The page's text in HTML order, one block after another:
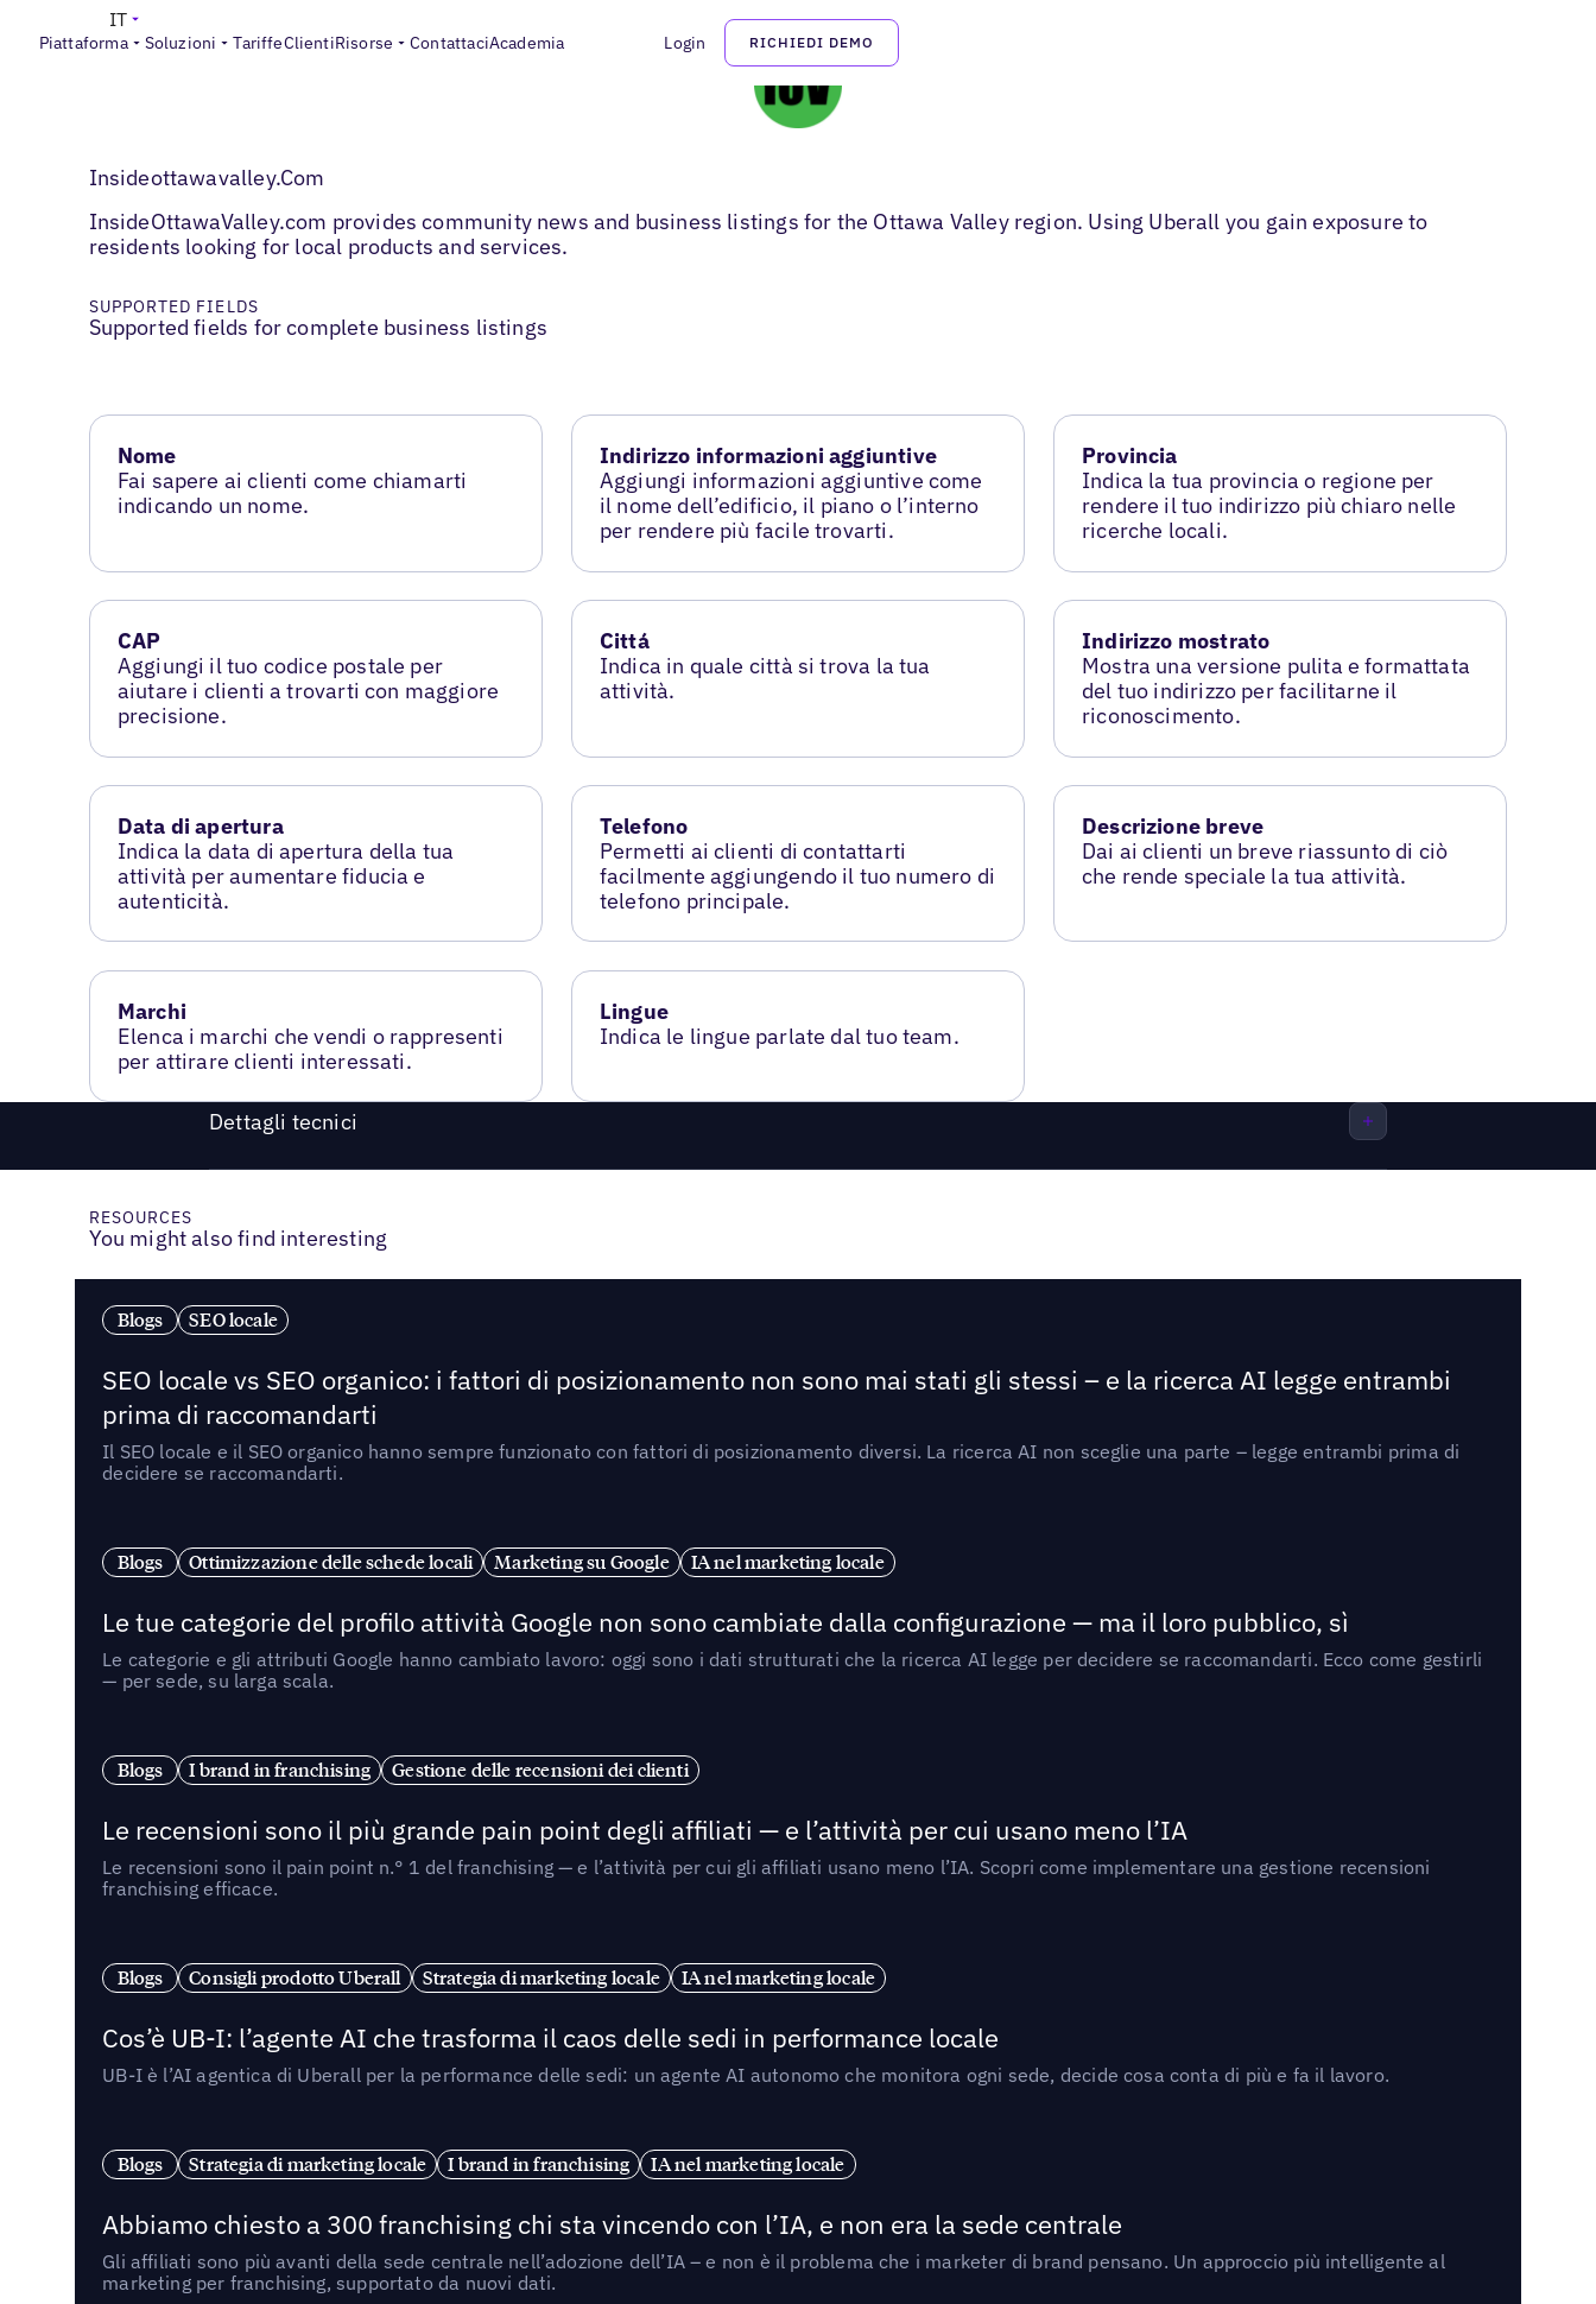
Piattaforma Soluzioni TariffeClientiRisorse ContattaciAcademia Login RICHIEDI DEMO
IT
Insideottawavalley.Com
InsideOttawaValley.com provides community news and business listings for the Ottawa Valley region. Using Uberall you gain exposure to
residents looking for local products and services.
SUPPORTED FIELDS
Supported fields for complete business listings
Nome
Fai sapere ai clienti come chiamarti
indicando un nome.
Indirizzo informazioni aggiuntive
Aggiungi informazioni aggiuntive come
il nome dell’edificio, il piano o l’interno
per rendere più facile trovarti.
Provincia
Indica la tua provincia o regione per
rendere il tuo indirizzo più chiaro nelle
ricerche locali.
CAP
Aggiungi il tuo codice postale per
aiutare i clienti a trovarti con maggiore
precisione.
Cittá
Indica in quale città si trova la tua
attività.
Indirizzo mostrato
Mostra una versione pulita e formattata
del tuo indirizzo per facilitarne il
riconoscimento.
Data di apertura
Indica la data di apertura della tua
attività per aumentare fiducia e
autenticità.
Telefono
Permetti ai clienti di contattarti
facilmente aggiungendo il tuo numero di
telefono principale.
Descrizione breve
Dai ai clienti un breve riassunto di ciò
che rende speciale la tua attività.
Marchi
Elenca i marchi che vendi o rappresenti
per attirare clienti interessati.
Lingue
Indica le lingue parlate dal tuo team.
Dettagli tecnici
RESOURCES
You might also find interesting
Blogs SEO locale
SEO locale vs SEO organico: i fattori di posizionamento non sono mai stati gli stessi – e la ricerca AI legge entrambi
prima di raccomandarti
Il SEO locale e il SEO organico hanno sempre funzionato con fattori di posizionamento diversi. La ricerca AI non sceglie una parte – legge entrambi prima di
decidere se raccomandarti.
Blogs Ottimizzazione delle schede locali Marketing su Google IA nel marketing locale
Le tue categorie del profilo attività Google non sono cambiate dalla configurazione — ma il loro pubblico, sì
Le categorie e gli attributi Google hanno cambiato lavoro: oggi sono i dati strutturati che la ricerca AI legge per decidere se raccomandarti. Ecco come gestirli
— per sede, su larga scala.
Blogs I brand in franchising Gestione delle recensioni dei clienti
Le recensioni sono il più grande pain point degli affiliati — e l’attività per cui usano meno l’IA
Le recensioni sono il pain point n.° 1 del franchising — e l’attività per cui gli affiliati usano meno l’IA. Scopri come implementare una gestione recensioni
franchising efficace.
Blogs Consigli prodotto Uberall Strategia di marketing locale IA nel marketing locale
Cos’è UB-I: l’agente AI che trasforma il caos delle sedi in performance locale
UB-I è l’AI agentica di Uberall per la performance delle sedi: un agente AI autonomo che monitora ogni sede, decide cosa conta di più e fa il lavoro.
Blogs Strategia di marketing locale I brand in franchising IA nel marketing locale
Abbiamo chiesto a 300 franchising chi sta vincendo con l’IA, e non era la sede centrale
Gli affiliati sono più avanti della sede centrale nell’adozione dell’IA – e non è il problema che i marketer di brand pensano. Un approccio più intelligente al
marketing per franchising, supportato da nuovi dati.